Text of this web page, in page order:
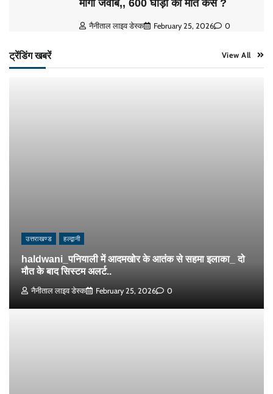
मांगा जवाब,, 600 घोड़ों की मौत कैसे ?
नैनीताल लाइव डेस्क February 25, 2026 0
ट्रेंडिंग खबरें View All
उत्तराखण्ड हल्द्वानी
haldwani_पनियाली में आदमखोर के आतंक से सहमा इलाका_ दो
मौत के बाद सिस्टम अलर्ट..
नैनीताल लाइव डेस्क February 25, 2026 0